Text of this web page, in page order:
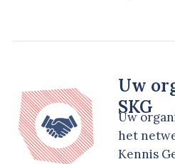
Uw
SKG
Uw
het
Kennis